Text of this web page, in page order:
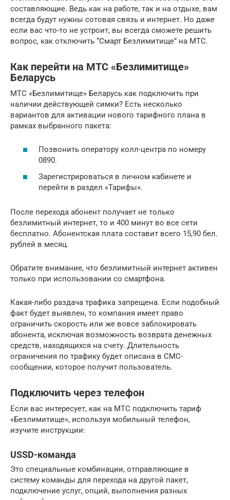
составляющие. Ведь как на работе, так и на отдыхе, вам
всегда будут нужны сотовая связь и интернет. Но даже
если вас что-то не устроит, вы всегда сможете решить
вопрос, как отключить “Смарт Безлимитище” на МТС.
Как перейти на МТС «Безлимитище»
Беларусь
МТС «Безлимитище» Беларусь как подключить при
наличии действующей симки? Есть несколько
вариантов для активации нового тарифного плана в
рамках выбранного пакета:
Позвонить оператору колл-центра по номеру
0890.
Зарегистрироваться в личном кабинете и
перейти в раздел «Тарифы».
После перехода абонент получает не только
безлимитный интернет, то и 400 минут во все сети
бесплатно. Абонентская плата составит всего 15,90 бел.
рублей в месяц.
Обратите внимание, что безлимитный интернет активен
только при использовании со смартфона.
Какая-либо раздача трафика запрещена. Если подобный
факт будет выявлен, то компания имеет право
ограничить скорость или же вовсе заблокировать
абонента, исключая возможность возврата денежных
средств, находящихся на счету. Длительность
ограничения по трафику будет описана в СМС-
сообщении, которое получит пользователь.
Подключить через телефон
Если вас интересует, как на МТС подключить тариф
«Безлимитище», используя мобильный телефон,
изучите инструкции:
USSD-команда
Это специальные комбинации, отправляющие в
систему команды для перехода на другой пакет,
подключение услуг, опций, выполнения разных